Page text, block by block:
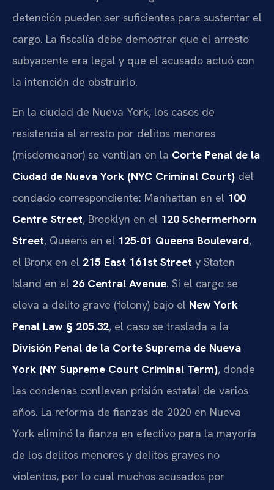
detención pueden ser suficientes para sustentar el
cargo. La fiscalía debe demostrar que el arresto
subyacente era legal y que el acusado actuó con
la intención de obstruirlo.
En la ciudad de Nueva York, los casos de
resistencia al arresto por delitos menores
(misdemeanor) se ventilan en la Corte Penal de la
Ciudad de Nueva York (NYC Criminal Court) del
condado correspondiente: Manhattan en el 100
Centre Street, Brooklyn en el 120 Schermerhorn
Street, Queens en el 125-01 Queens Boulevard,
el Bronx en el 215 East 161st Street y Staten
Island en el 26 Central Avenue. Si el cargo se
eleva a delito grave (felony) bajo el New York
Penal Law § 205.32, el caso se traslada a la
División Penal de la Corte Suprema de Nueva
York (NY Supreme Court Criminal Term), donde
las condenas conllevan prisión estatal de varios
años. La reforma de fianzas de 2020 en Nueva
York eliminó la fianza en efectivo para la mayoría
de los delitos menores y delitos graves no
violentos, por lo cual muchos acusados por